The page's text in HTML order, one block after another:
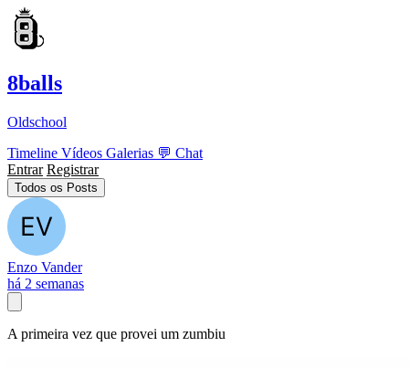
8balls
Oldschool
Timeline Vídeos Galerias 💬 Chat
Entrar Registrar
Todos os Posts
Enzo Vander
há 2 semanas
A primeira vez que provei um zumbiu